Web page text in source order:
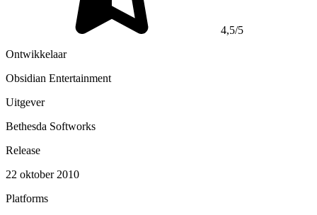
4,5/5
Ontwikkelaar
Obsidian Entertainment
Uitgever
Bethesda Softworks
Release
22 oktober 2010
Platforms